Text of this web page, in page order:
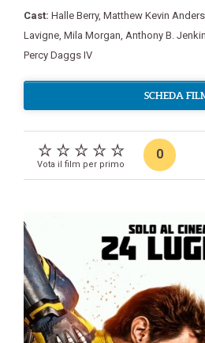
Cast: Halle Berry, Matthew Kevin
Lavigne Mila Morgan Anthony B.
Percy Daggs IV
SCHEDA
Vota il film per primo
0